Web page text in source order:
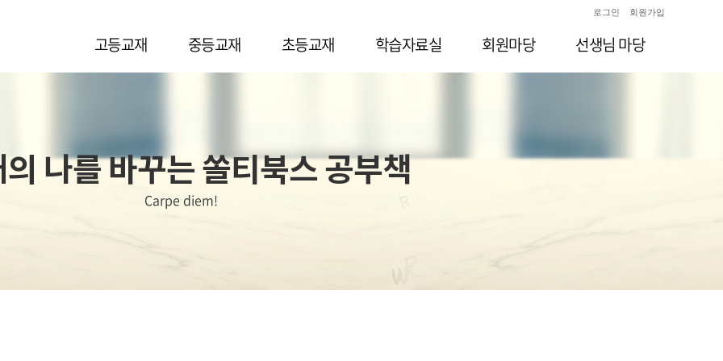
로그인 회원가입
고등교재 중등교재 초등교재 학습자료실 회원마당 선생님 마당
의 나를 바꾸는 쏠티북스 공부책
Carpe diem!